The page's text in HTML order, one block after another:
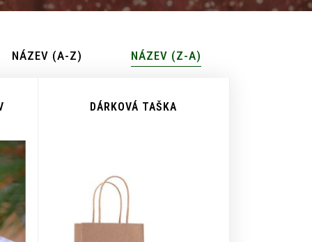
NÁZEV (A-Z) NÁZEV (Z-A)
DÁRKOVÁ TAŠKA